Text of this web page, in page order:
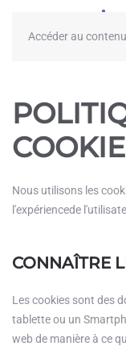
Accéder au
Nous utilisons les
l'expériencede
CONNAÎTRE
Les cookies sont des
tablette ou un
web de manière à ce